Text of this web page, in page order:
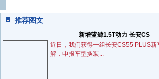
推荐图文
新增蓝鲸1.5T动力 长安CS
近日，我们获得一组长安CS55 PLUS新
解，申报车型换装...